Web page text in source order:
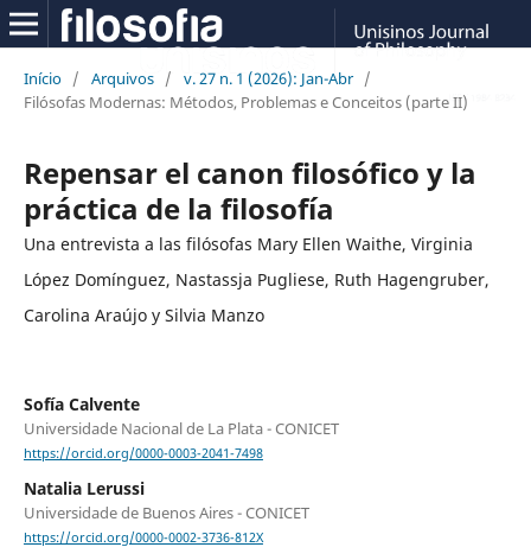
Início / Arquivos / v. 27 n. 1 (2026): Jan-Abr /
Filósofas Modernas: Métodos, Problemas e Conceitos (parte II)
Repensar el canon filosófico y la
práctica de la filosofía
Una entrevista a las filósofas Mary Ellen Waithe, Virginia
López Domínguez, Nastassja Pugliese, Ruth Hagengruber,
Carolina Araújo y Silvia Manzo
Sofía Calvente
Universidade Nacional de La Plata - CONICET
https://orcid.org/0000-0003-2041-7498
Natalia Lerussi
Universidade de Buenos Aires - CONICET
https://orcid.org/0000-0002-3736-812X